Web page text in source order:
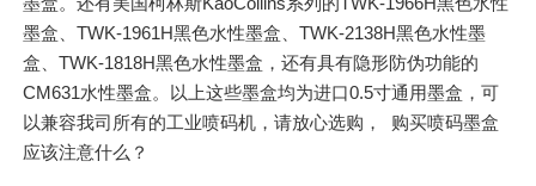
墨盒、TWK-1961H黑色水性墨盒、TWK-2138H黑色水性墨
盒、TWK-1818H黑色水性墨盒，还有具有隐形防伪功能的
CM631水性墨盒。以上这些墨盒均为进口0.5寸通用墨盒，可
以兼容我司所有的工业喷码机，请放心选购， 购买喷码墨盒
应该注意什么？